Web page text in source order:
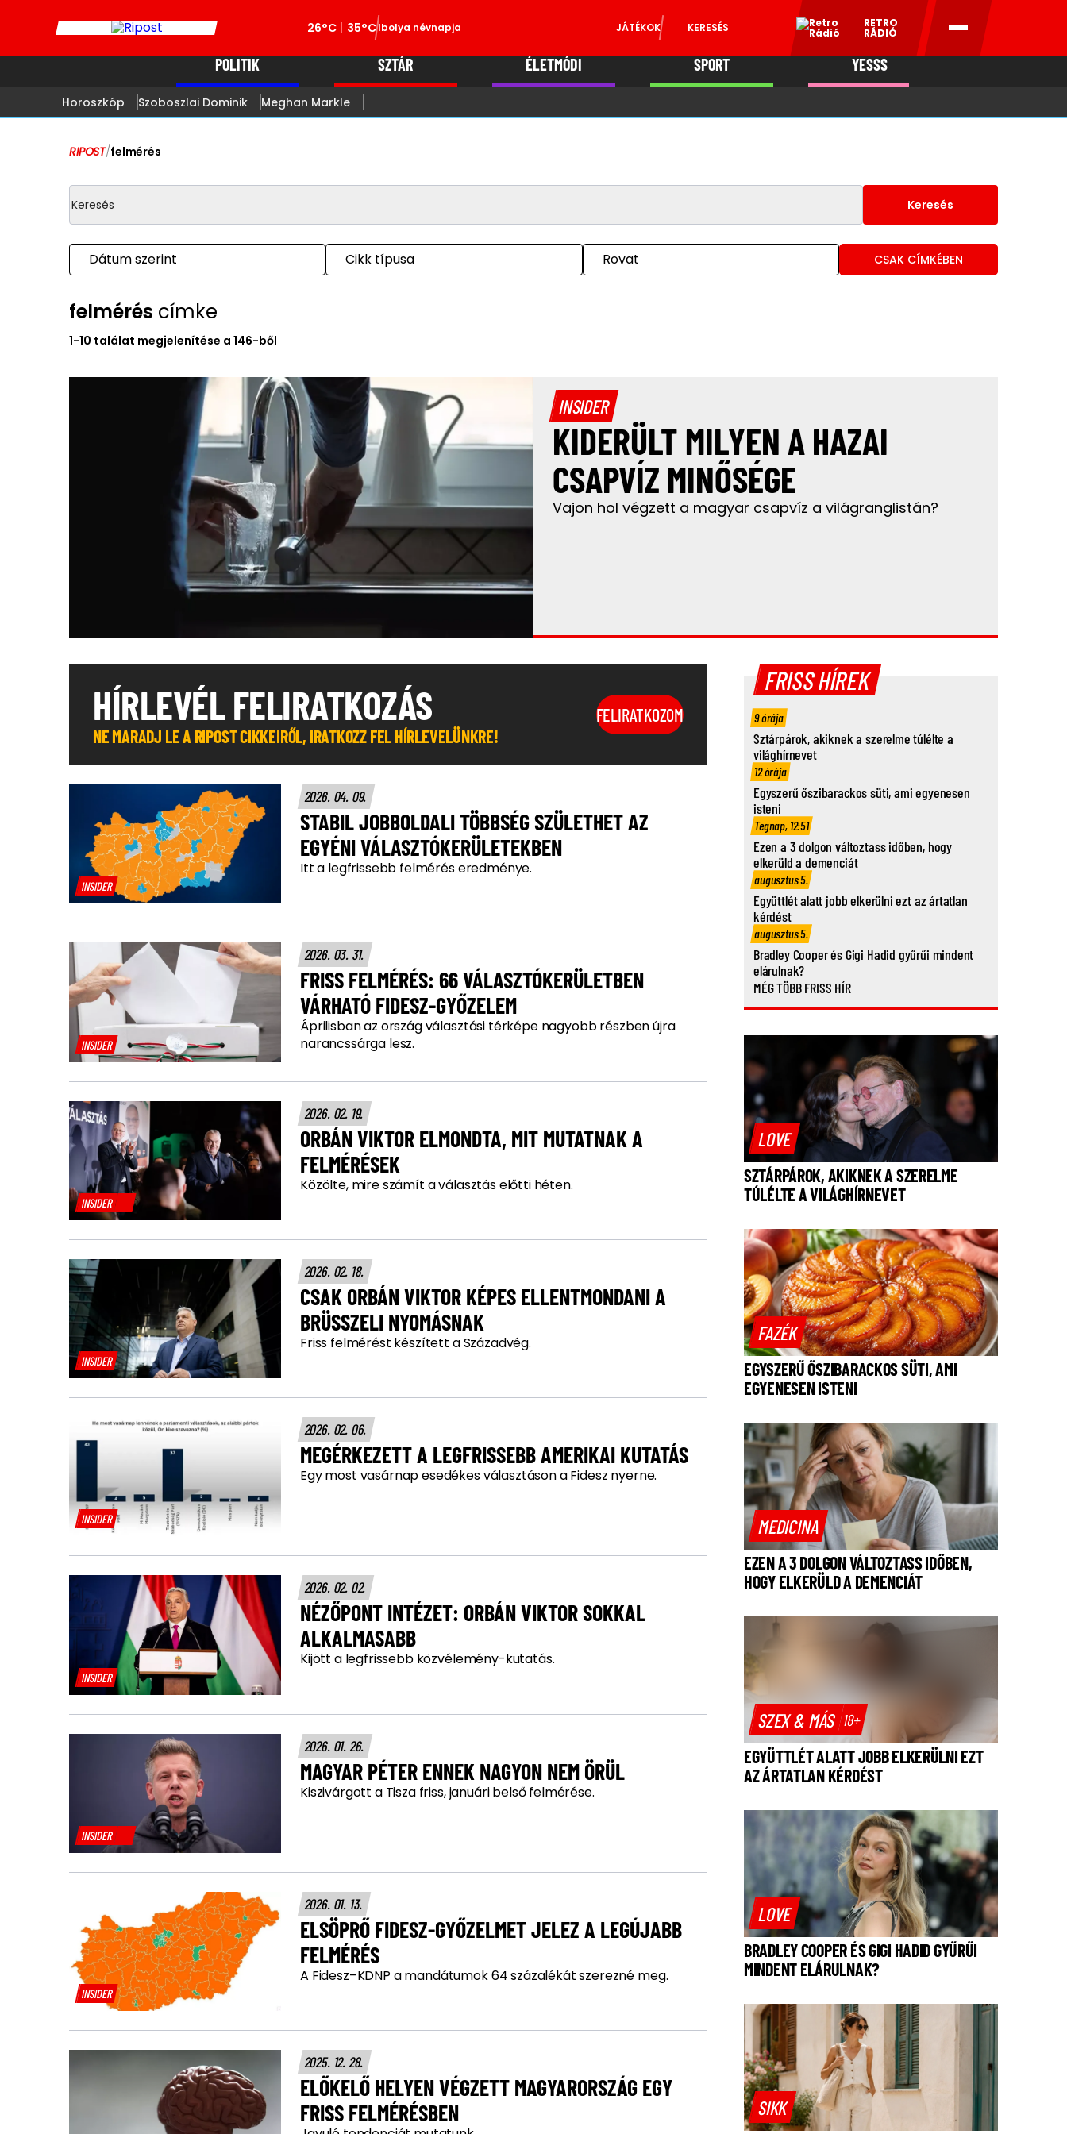
26°C 35°CIbolya névnapja JÁTÉKOK KERESÉS RETRO
RÁDIÓ
POLITIK SZTÁR ÉLETMÓDI SPORT YESSS
Horoszkóp Szoboszlai Dominik Meghan Markle
RIPOST/felmérés
Keresés
Dátum szerint Cikk típusa Rovat CSAK CÍMKÉBEN
felmérés címke
1-10 találat megjelenítése a 146-ből
INSIDER
KIDERÜLT MILYEN A HAZAI
CSAPVÍZ MINŐSÉGE
Vajon hol végzett a magyar csapvíz a világranglistán?
HÍRLEVÉL FELIRATKOZÁS
NE MARADJ LE A RIPOST CIKKEIRŐL, IRATKOZZ FEL HÍRLEVELÜNKRE!
FELIRATKOZOM
INSIDER
2026. 04. 09.
STABIL JOBBOLDALI TÖBBSÉG SZÜLETHET AZ
EGYÉNI VÁLASZTÓKERÜLETEKBEN
Itt a legfrissebb felmérés eredménye.
INSIDER
2026. 03. 31.
FRISS FELMÉRÉS: 66 VÁLASZTÓKERÜLETBEN
VÁRHATÓ FIDESZ-GYŐZELEM
Áprilisban az ország választási térképe nagyobb részben újra
narancssárga lesz.
INSIDER
2026. 02. 19.
ORBÁN VIKTOR ELMONDTA, MIT MUTATNAK A
FELMÉRÉSEK
Közölte, mire számít a választás előtti héten.
INSIDER
2026. 02. 18.
CSAK ORBÁN VIKTOR KÉPES ELLENTMONDANI A
BRÜSSZELI NYOMÁSNAK
Friss felmérést készített a Századvég.
INSIDER
2026. 02. 06.
MEGÉRKEZETT A LEGFRISSEBB AMERIKAI KUTATÁS
Egy most vasárnap esedékes választáson a Fidesz nyerne.
INSIDER
2026. 02. 02.
NÉZŐPONT INTÉZET: ORBÁN VIKTOR SOKKAL
ALKALMASABB
Kijött a legfrissebb közvélemény-kutatás.
INSIDER
2026. 01. 26.
MAGYAR PÉTER ENNEK NAGYON NEM ÖRÜL
Kiszivárgott a Tisza friss, januári belső felmérése.
INSIDER
2026. 01. 13.
ELSÖPRŐ FIDESZ-GYŐZELMET JELEZ A LEGÚJABB
FELMÉRÉS
A Fidesz–KDNP a mandátumok 64 százalékát szerezné meg.
2025. 12. 28.
ELŐKELŐ HELYEN VÉGZETT MAGYARORSZÁG EGY
FRISS FELMÉRÉSBEN
FRISS HÍREK
9 órája
Sztárpárok, akiknek a szerelme túlélte a
világhírnevet
12 órája
Egyszerű őszibarackos süti, ami egyenesen
isteni
Tegnap, 12:51
Ezen a 3 dolgon változtass időben, hogy
elkerüld a demenciát
augusztus 5.
Együttlét alatt jobb elkerülni ezt az ártatlan
kérdést
augusztus 5.
Bradley Cooper és Gigi Hadid gyűrűi mindent
elárulnak?
MÉG TÖBB FRISS HÍR
LOVE
SZTÁRPÁROK, AKIKNEK A SZERELME
TÚLÉLTE A VILÁGHÍRNEVET
FAZÉK
EGYSZERŰ ŐSZIBARACKOS SÜTI, AMI
EGYENESEN ISTENI
MEDICINA
EZEN A 3 DOLGON VÁLTOZTASS IDŐBEN,
HOGY ELKERÜLD A DEMENCIÁT
SZEX & MÁS 18+
EGYÜTTLÉT ALATT JOBB ELKERÜLNI EZT
AZ ÁRTATLAN KÉRDÉST
LOVE
BRADLEY COOPER ÉS GIGI HADID GYŰRŰI
MINDENT ELÁRULNAK?
SIKK